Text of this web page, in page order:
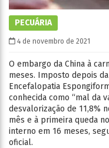
PECUÁRIA
4 de novembro de 2021
O embargo da China à
meses. Imposto depois
Encefalopatia
conhecida como “mal da
desvalorização de 11,8%
mês e à primeira queda
interno em 16 meses,
oficial.